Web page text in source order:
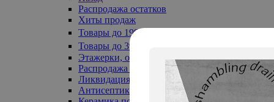
Распродажа остатков
Хиты продаж
Товары до 199₽
Товары до 399₽
Этажерки, обувницы
Распродажа текстиля до -50%
Ликвидация до -70%
Антисептики